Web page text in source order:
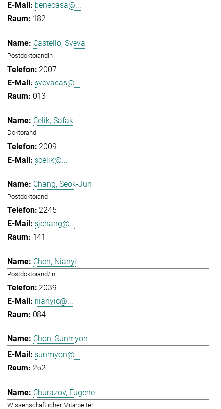
benecasa@...
182
Castello, Sveva
Postdoktorandin
2007
svevacas@...
013
Celik, Safak
Doktorand
2009
scelik@...
Chang, Seok-Jun
Postdoktorand
2245
sjchang@...
141
Chen, Nianyi
Postdoktorand/in
2039
nianyic@...
084
Chon, Sunmyon
sunmyon@...
252
Churazov, Eugene
Wissenschaftlicher Mitarbeiter